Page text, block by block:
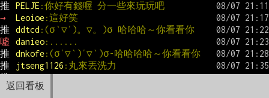
返回看板
推
PELJE :你好有錢喔 分一些來玩玩吧
→
Leoioe:這好笑
推
ddtcd :(σ‵▽′)。▽。)σ 哈哈哈～你看看你
噓
danieo:......
推
dnkofe:(σ′▽‵)′▽‵)σ-哈哈哈哈～你看看你
推
jtseng1126 :丸來丟洗力
推 ttb:XDDDDDDDDDDDDDDDDD
噓 KobePenis